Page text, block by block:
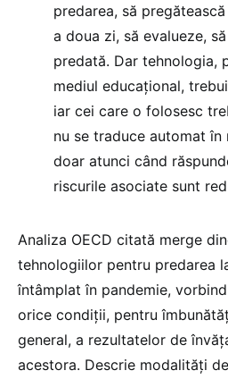
predarea, să
a doua zi, să evalueze,
predată. Dar tehnologia,
mediul educațional,
iar cei care o folosesc
nu se traduce automat
doar atunci când
riscurile asociate sunt
Analiza OECD citată merge
tehnologiilor pentru predarea
întâmplat în pandemie,
orice condiții, pentru
general, a rezultatelor de
acestora. Descrie modalități